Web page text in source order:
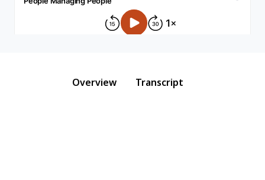
Overview Transcript